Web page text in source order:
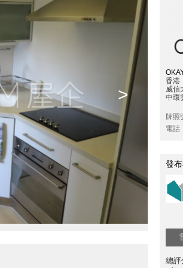
>
香港
威信
中環
牌照
電話
發
總評